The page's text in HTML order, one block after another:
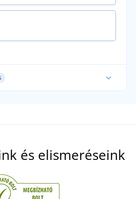
és elismeréseink